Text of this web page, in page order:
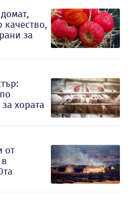
качество,
за
хората
от